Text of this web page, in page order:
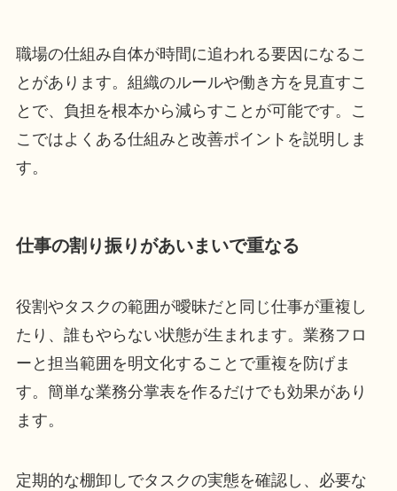
職場の仕組み自体が時間に追われる要因になるこ
とがあります。組織のルールや働き方を見直すこ
とで、負担を根本から減らすことが可能です。こ
こではよくある仕組みと改善ポイントを説明しま
す。
仕事の割り振りがあいまいで重なる
役割やタスクの範囲が曖昧だと同じ仕事が重複し
たり、誰もやらない状態が生まれます。業務フロ
ーと担当範囲を明文化することで重複を防げま
す。簡単な業務分掌表を作るだけでも効果があり
ます。
定期的な棚卸しでタスクの実態を確認し、必要な